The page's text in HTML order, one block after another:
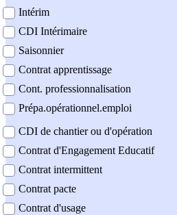
Intérim
CDI Intérimaire
Saisonnier
Contrat apprentissage
Cont. professionnalisation
Prépa.opérationnel.emploi
CDI de chantier ou d'opération
Contrat d'Engagement Educatif
Contrat intermittent
Contrat pacte
Contrat d'usage